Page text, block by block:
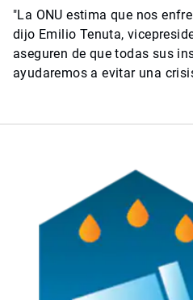
"La ONU estima que nos
dijo Emilio Tenuta,
aseguren de que todas sus
ayudaremos a evitar una